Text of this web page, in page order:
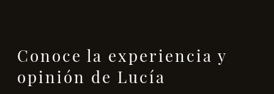
Conoce la experiencia y
opinión de Lucía